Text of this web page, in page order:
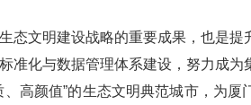
态文明建设战略的重要成果，也是
准化与数据管理体系建设，努力成
、高颜值”的生态文明典范城市，为